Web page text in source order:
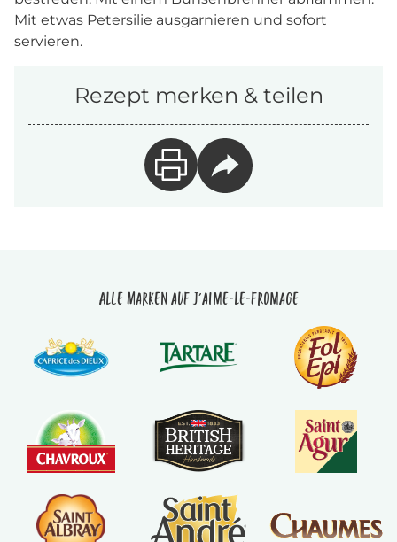
Mit etwas Petersilie ausgarnieren und sofort
servieren.
Rezept merken & teilen
Alle Marken auf J'aime-le-fromage